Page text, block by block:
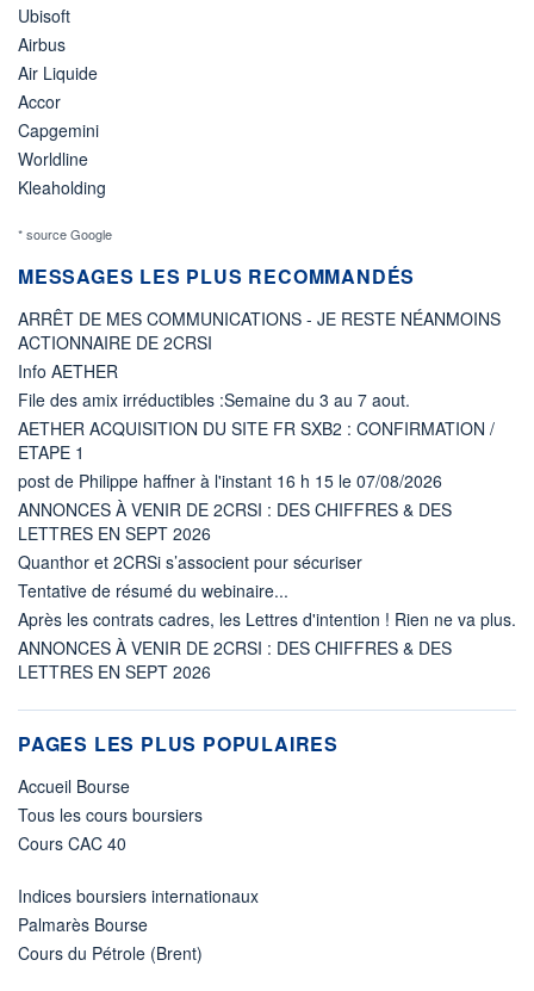
Ubisoft
Airbus
Air Liquide
Accor
Capgemini
Worldline
Kleaholding
* source Google
MESSAGES LES PLUS RECOMMANDÉS
ARRÊT DE MES COMMUNICATIONS - JE RESTE NÉANMOINS
ACTIONNAIRE DE 2CRSI
Info AETHER
File des amix irréductibles :Semaine du 3 au 7 aout.
AETHER ACQUISITION DU SITE FR SXB2 : CONFIRMATION /
ETAPE 1
post de Philippe haffner à l'instant 16 h 15 le 07/08/2026
ANNONCES À VENIR DE 2CRSI : DES CHIFFRES & DES
LETTRES EN SEPT 2026
Quanthor et 2CRSi s’associent pour sécuriser
Tentative de résumé du webinaire...
Après les contrats cadres, les Lettres d'intention ! Rien ne va plus.
ANNONCES À VENIR DE 2CRSI : DES CHIFFRES & DES
LETTRES EN SEPT 2026
PAGES LES PLUS POPULAIRES
Accueil Bourse
Tous les cours boursiers
Cours CAC 40
Indices boursiers internationaux
Palmarès Bourse
Cours du Pétrole (Brent)